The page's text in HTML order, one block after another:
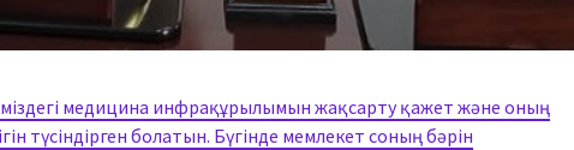
медицина инфрақұрылымын жақсарту қажет және оның
түсіндірген болатын. Бүгінде мемлекет соның бәрін